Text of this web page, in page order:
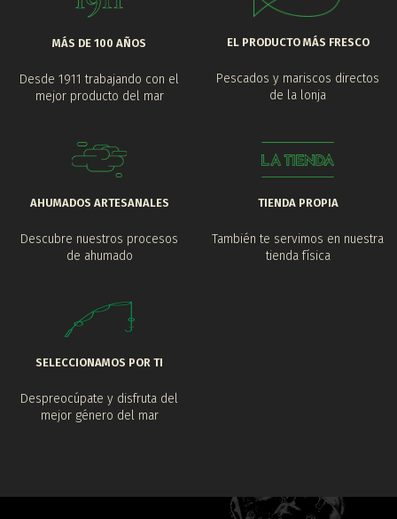
MÁS DE 100 AÑOS
Desde 1911 trabajando con el
mejor producto del mar
EL PRODUCTO MÁS FRESCO
Pescados y mariscos directos
de la lonja
AHUMADOS ARTESANALES
Descubre nuestros procesos
de ahumado
TIENDA PROPIA
También te servimos en nuestra
tienda física
SELECCIONAMOS POR TI
Despreocúpate y disfruta del
mejor género del mar